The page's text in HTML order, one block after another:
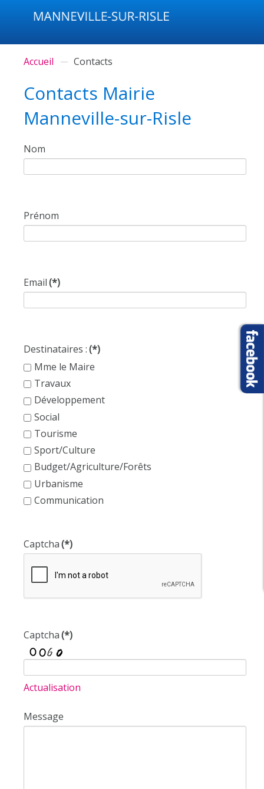
Accueil Contacts
Contacts Mairie
Manneville-sur-Risle
Nom
Prénom
Email(*)
Destinataires :(*)
Mme le Maire
Travaux
Développement
Social
Tourisme
Sport/Culture
Budget/Agriculture/Forêts
Urbanisme
Communication
Captcha(*)
Captcha(*)
Actualisation
Message